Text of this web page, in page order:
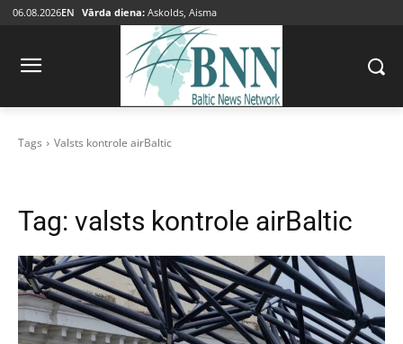
06.08.2026EN Vārda diena: Askolds, Aisma
Tags Valsts kontrole airBaltic
Tag: valsts kontrole airBaltic